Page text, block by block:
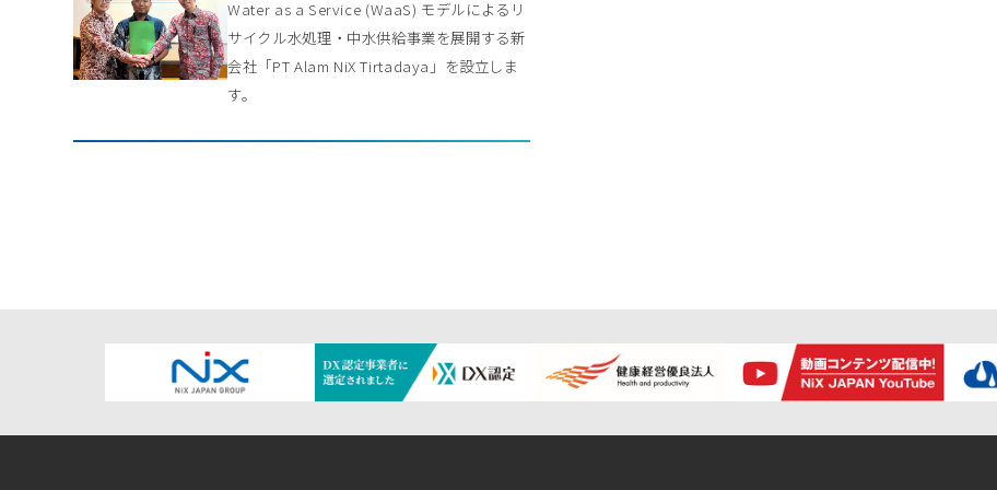
Water as a Service (WaaS) モデルによるリ
サイクル水処理・中水供給事業を展開する新
会社「PT Alam NiX Tirtadaya」を設立しま
す。